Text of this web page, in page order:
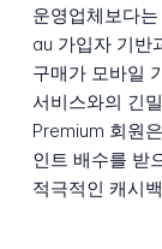
운영업체보다
au 가입자 기반
구매가 모바일
서비스와의 긴
Premium 회원
인트 배수를 받
적극적인 캐시